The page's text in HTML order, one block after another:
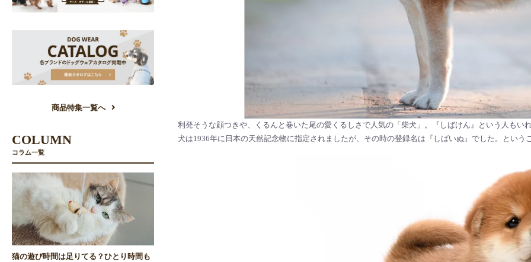
利発そうな顔つきや、くるんと巻いた尾の愛くるしさで人気の「柴犬」。『しばけん』という人も
犬は1936年に日本の天然記念物に指定されましたが、その時の登録名は『しばいぬ』でした。という
商品特集一覧へ
COLUMN
コラム一覧
猫の遊び時間は足りてる？ひとり時間も